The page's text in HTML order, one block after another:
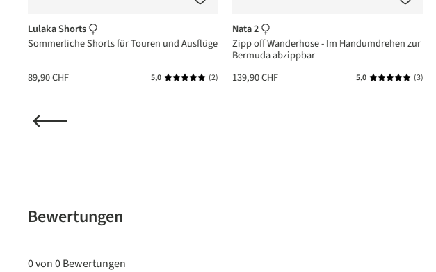
Bewertung von 5 von 5 Sternen
Lulaka Shorts
Sommerliche Shorts für Touren und Ausflüge
89,90 CHF 5,0 Durchschnittliche Bewertung von 5 von 5 Sternen
(2)
Nata 2
Zipp off Wanderhose - Im Handumdrehen zur
Bermuda abzippbar
139,90 CHF
5,0 (3)
Bewertungen
0 von 0 Bewertungen